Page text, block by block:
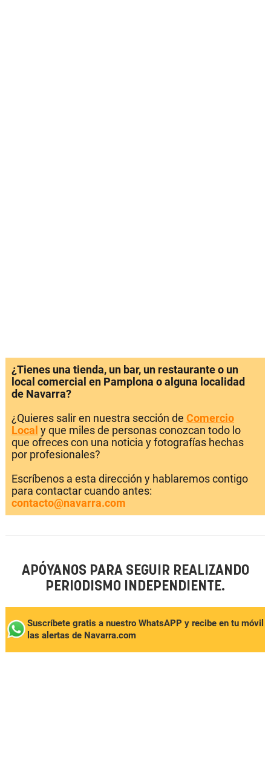
¿Tienes una tienda, un bar, un restaurante o un
local comercial en Pamplona o alguna localidad
de Navarra?
¿Quieres salir en nuestra sección de Comercio
Local y que miles de personas conozcan todo lo
que ofreces con una noticia y fotografías hechas
por profesionales?
Escríbenos a esta dirección y hablaremos contigo
para contactar cuando antes:
contacto@navarra.com
APÓYANOS PARA SEGUIR REALIZANDO
PERIODISMO INDEPENDIENTE.
Suscríbete gratis a nuestro WhatsAPP y recibe en tu móvil
las alertas de Navarra.com